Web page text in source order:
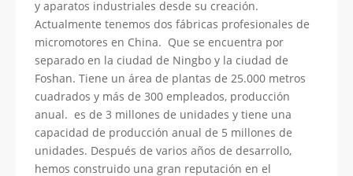
y aparatos industriales desde su creación.
Actualmente tenemos dos fábricas profesionales de
micromotores en China. Que se encuentra por
separado en la ciudad de Ningbo y la ciudad de
Foshan. Tiene un área de plantas de 25.000 metros
cuadrados y más de 300 empleados, producción
anual. es de 3 millones de unidades y tiene una
capacidad de producción anual de 5 millones de
unidades. Después de varios años de desarrollo,
hemos construido una gran reputación en el